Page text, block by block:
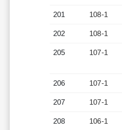
201 108-1
202 108-1
205 107-1
206 107-1
207 107-1
208 106-1